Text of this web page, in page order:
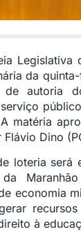
Legislativa
da
de autoria
matéria
Dino
loteria será
economia
à